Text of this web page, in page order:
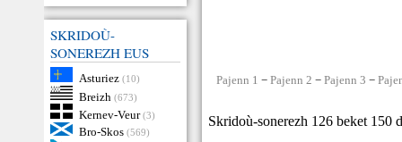
SKRIDOÙ-
SONEREZH EUS
Asturiez (10)
Breizh (673)
Kernev-Veur (3)
Bro-Skos (569)
Pajenn 1 − Pajenn 2 − Pajenn 3 −
Skridoù-sonerezh 126 beket 150